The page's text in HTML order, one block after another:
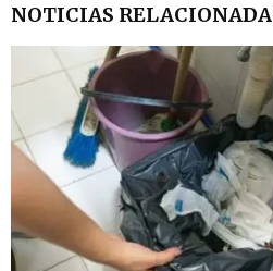
NOTICIAS